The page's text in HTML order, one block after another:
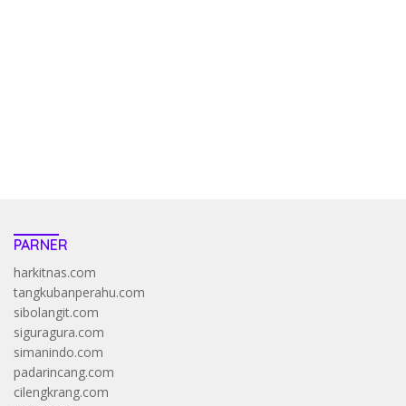
PARNER
harkitnas.com
tangkubanperahu.com
sibolangit.com
siguragura.com
simanindo.com
padarincang.com
cilengkrang.com